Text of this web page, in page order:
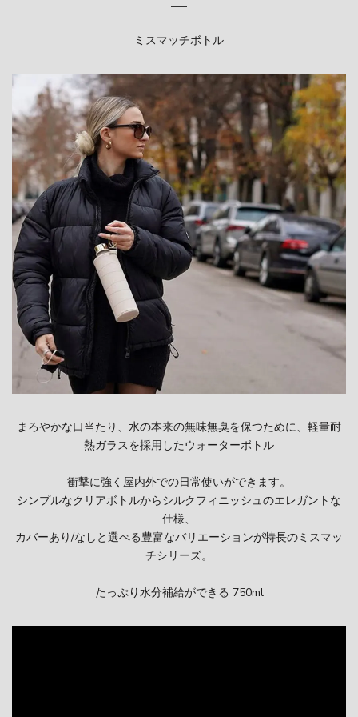
ミスマッチボトル
まろやかな口当たり、水の本来の無味無臭を保つために、軽量耐
熱ガラスを採用したウォーターボトル
衝撃に強く屋内外での日常使いができます。
シンプルなクリアボトルからシルクフィニッシュのエレガントな
仕様、
カバーあり/なしと選べる豊富なバリエーションが特長のミスマッ
チシリーズ。
たっぷり水分補給ができる 750ml